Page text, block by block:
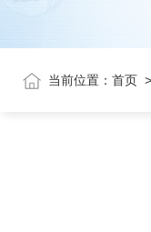
当前位置： 首页 >